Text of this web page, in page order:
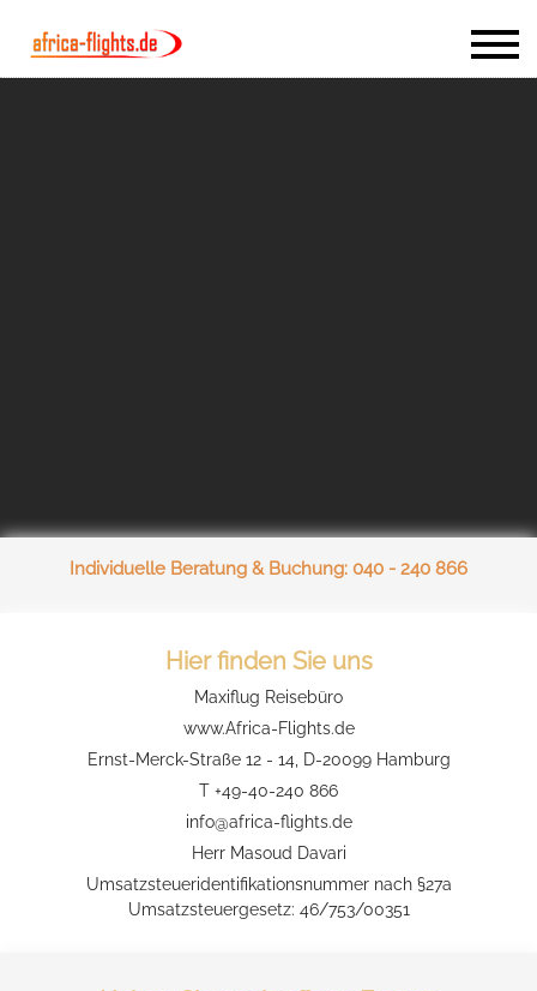
Individuelle Beratung & Buchung: 040 - 240 866
Hier finden Sie uns
Maxiflug Reisebüro
www.Africa-Flights.de
Ernst-Merck-Straße 12 - 14, D-20099 Hamburg
T +49-40-240 866
info@africa-flights.de
Herr Masoud Davari
Umsatzsteueridentifikationsnummer nach §27a
Umsatzsteuergesetz: 46/753/00351